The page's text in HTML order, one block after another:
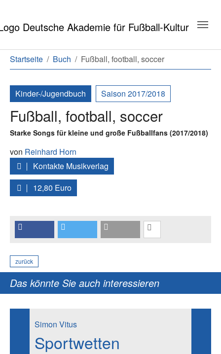
Sie sind hier:
Startseite Buch Fußball, football, soccer
Kinder-/Jugendbuch Saison 2017/2018
Fußball, football, soccer
Starke Songs für kleine und große Fußballfans (2017/2018)
von Reinhard Horn
Kontakte Musikverlag
12,80 Euro
zurück
Das könnte Sie auch interessieren
Simon Vitus
Sportwetten